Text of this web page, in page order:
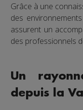
Grâce à une
des
assurent un
des professionnels
Un
depuis la